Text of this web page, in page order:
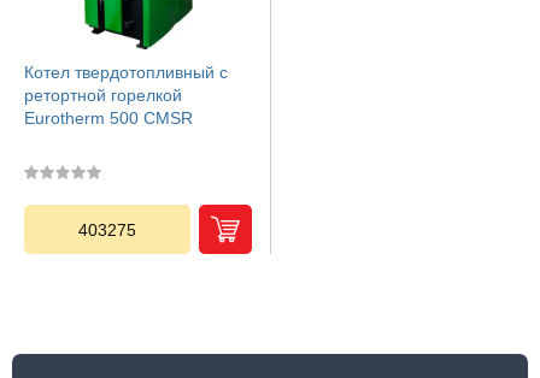
Котел твердотопливный с
ретортной горелкой
Eurotherm 500 CMSR
403275